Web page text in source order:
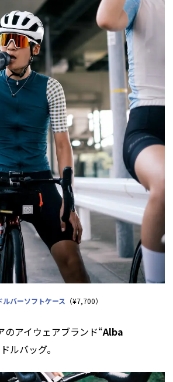
ルバーソフトケース （¥7,700）
のアイウェアブランド“Alba
ルバッグ。